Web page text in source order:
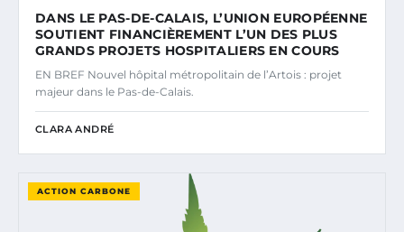
DANS LE PAS-DE-CALAIS, L’UNION EUROPÉENNE
SOUTIENT FINANCIÈREMENT L’UN DES PLUS
GRANDS PROJETS HOSPITALIERS EN COURS
EN BREF Nouvel hôpital métropolitain de l’Artois : projet
majeur dans le Pas-de-Calais.
CLARA ANDRÉ
ACTION CARBONE